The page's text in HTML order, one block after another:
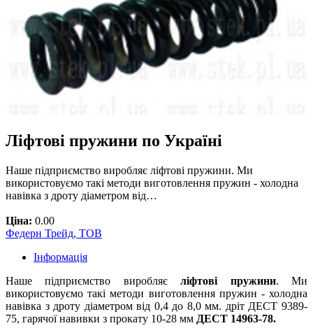
Ліфтові пружини по Україні
Наше підприємство виробляє ліфтові пружини. Ми
використовуємо такі методи виготовлення пружин - холодна
навівка з дроту діаметром від…
Ціна: 0.00
Федерн Трейд, ТОВ
Інформація
Наше підприємство виробляєліфтові пружини. Ми
використовуємо такі методи виготовлення пружин - холодна
навівка з дроту діаметром від 0,4 до 8,0 мм. дріт ДЕСТ 9389-
75, гарячої навивки з прокату 10-28 мм ДЕСТ 14963-78.